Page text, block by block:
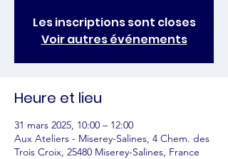
Les inscriptions sont closes
Voir autres événements
Heure et lieu
31 mars 2025, 10:00 – 12:00
Aux Ateliers - Miserey-Salines, 4 Chem. des
Trois Croix, 25480 Miserey-Salines, France